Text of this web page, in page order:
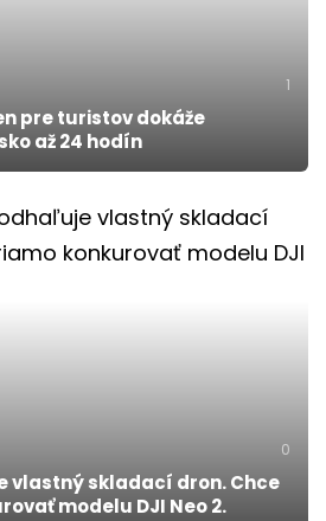
1
pre turistov dokáže
až 24 hodín
0
vlastný skladací dron. Chce
modelu DJI Neo 2.